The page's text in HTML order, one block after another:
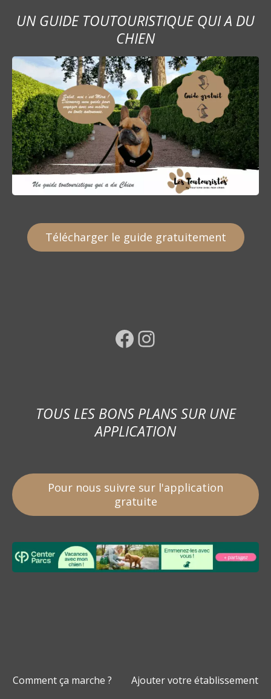
UN GUIDE TOUTOURISTIQUE QUI A DU
CHIEN
Télécharger le guide gratuitement
Facebook Instagram
TOUS LES BONS PLANS SUR UNE
APPLICATION
Pour nous suivre sur l'application
gratuite
Comment ça marche ?
Ajouter votre établissement